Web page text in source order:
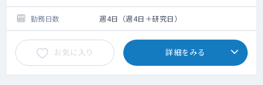
※職種内訳：製造部門：57％、営業：
9％、管理：14％、研究：20％
▼担当業務：各種面談、健診後の事後措置、
職場巡視等
▼面談数：
・メンタル：60件/年（1名あたり複数回の
ケース含む）
勤務日数 週4日（週4日＋研究日）
お気に入り 詳細をみる